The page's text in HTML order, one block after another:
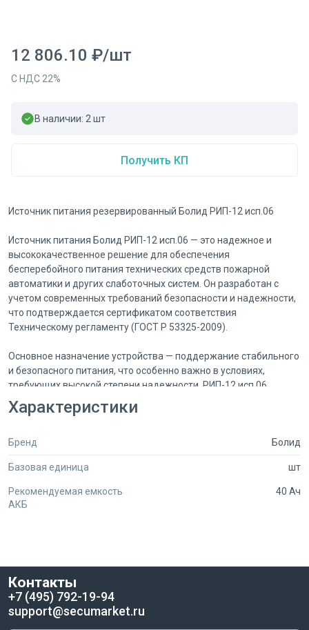
12 806.10 ₽/шт
С НДС 22%
В наличии: 2 шт
Получить КП
Источник питания резервированный Болид РИП-12 исп.06
Источник питания Болид РИП-12 исп.06 — это надежное и
высококачественное решение для обеспечения
бесперебойного питания технических средств пожарной
автоматики и других слаботочных систем. Он разработан с
учетом современных требований безопасности и надежности,
что подтверждается сертификатом соответствия
Техническому регламенту (ГОСТ Р 53325-2009).
Основное назначение устройства — поддержание стабильного
и безопасного питания, что особенно важно в условиях,
требующих высокой степени надежности. РИП-12 исп.06
обеспечивает контроль входного и выходного напряжения, а
также напряжения на аккумуляторной батарее, что позволяет
предотвращать возможные неисправности.
Устройство оснащено системой защиты с автоматическим
восстановлением работоспособности, которая предотвращает
повреждения от превышения выходного напряжения,
батареи.
Кроме того, источник питания имеет возможность контроля
Характеристики
Бренд Болид
Базовая единица шт
Рекомендуемая емкость
АКБ
40 Ач
Контакты
+7 (495) 792-19-94
support@secumarket.ru